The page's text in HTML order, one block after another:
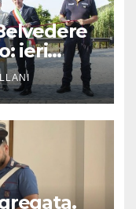
ieri